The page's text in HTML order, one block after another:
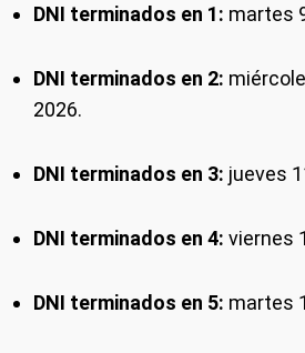
DNI terminados en 1: martes
DNI terminados en 2:
2026.
DNI terminados en 3: jueves
DNI terminados en 4: viernes
DNI terminados en 5: martes